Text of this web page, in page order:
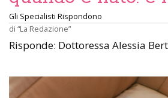
Gli Specialisti Rispondono
di “La Redazione”
Risponde: Dottoressa Alessia